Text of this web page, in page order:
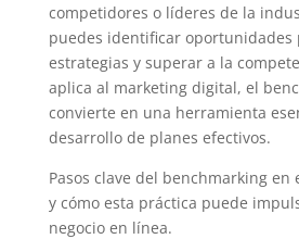
competidores o líderes de la
puedes identificar oportunidades
estrategias y superar a la
aplica al marketing digital, el
convierte en una herramienta
desarrollo de planes efectivos.
Pasos clave del benchmarking
y cómo esta práctica puede
negocio en línea.